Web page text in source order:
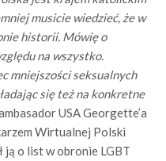
musicie wiedzieć, że w
historii. Mówię o
na wszystko.
mniejszości seksualnych
się też na konkretne
USA Georgette’a
Wirtualnej Polski
ją o list w obronie LGBT